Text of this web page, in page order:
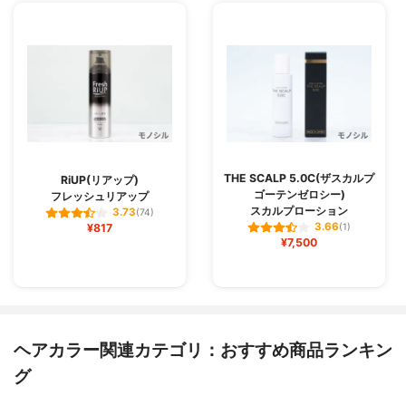
RiUP(リアップ)
フレッシュリアップ
3.73(74)
¥817
THE SCALP 5.0C(ザスカルプ
ゴーテンゼロシー)
スカルプローション
3.66(1)
¥7,500
ヘアカラー関連カテゴリ：おすすめ商品ランキン
グ